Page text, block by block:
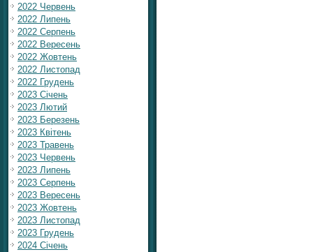
2022 Червень
2022 Липень
2022 Серпень
2022 Вересень
2022 Жовтень
2022 Листопад
2022 Грудень
2023 Січень
2023 Лютий
2023 Березень
2023 Квітень
2023 Травень
2023 Червень
2023 Липень
2023 Серпень
2023 Вересень
2023 Жовтень
2023 Листопад
2023 Грудень
2024 Січень